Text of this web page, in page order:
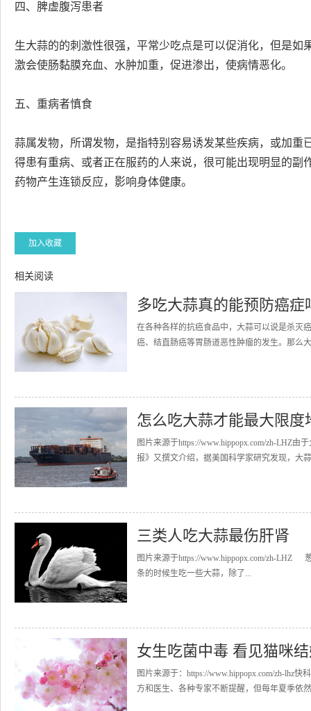
四、脾虚腹泻患者
生大蒜的的刺激性很强，平常少吃点是可以促消化，但是
激会使肠黏膜充血、水肿加重，促进渗出，使病情恶化。
五、重病者慎食
蒜属发物，所谓发物，是指特别容易诱发某些疾病，或加
得患有重病、或者正在服药的人来说，很可能出现明显的
药物产生连锁反应，影响身体健康。
加入收藏
相关阅读
多吃大蒜真的能预防癌症
在各种各样的抗癌食品中，大蒜可以说是杀灭
癌、结直肠癌等胃肠道恶性肿瘤的发生。那么
怎么吃大蒜才能最大限度
图片来源于https://www.hippopx.com/zh-LHZ由
报》又撰文介绍，据美国科学家研究发现，大
三类人吃大蒜最伤肝肾
图片来源于https://www.hippopx.com/zh-LHZ
条的时候生吃一些大蒜，除了...
女生吃菌中毒 看见猫咪
图片来源于：https://www.hippopx.com/zh-lhz
方和医生、各种专家不断提醒，但每年夏季依